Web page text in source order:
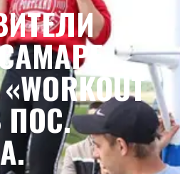
ПОС.